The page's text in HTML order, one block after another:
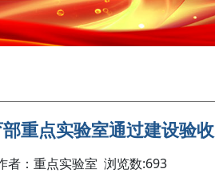
重点实验室通过建设验收
：重点实验室 浏览数:693